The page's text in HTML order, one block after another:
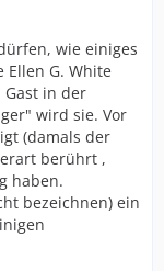
wie einiges
Ellen G. White
in der
wird sie. Vor
(damals der
berührt ,
haben.
bezeichnen) ein